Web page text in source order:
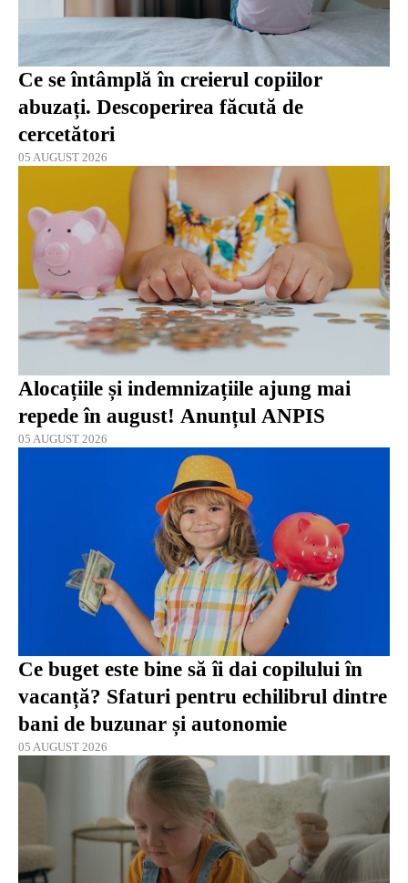
Ce se întâmplă în creierul copiilor
abuzați. Descoperirea făcută de
cercetători
05 AUGUST 2026
Alocațiile și indemnizațiile ajung mai
repede în august! Anunțul ANPIS
05 AUGUST 2026
Ce buget este bine să îi dai copilului în
vacanță? Sfaturi pentru echilibrul dintre
bani de buzunar și autonomie
05 AUGUST 2026